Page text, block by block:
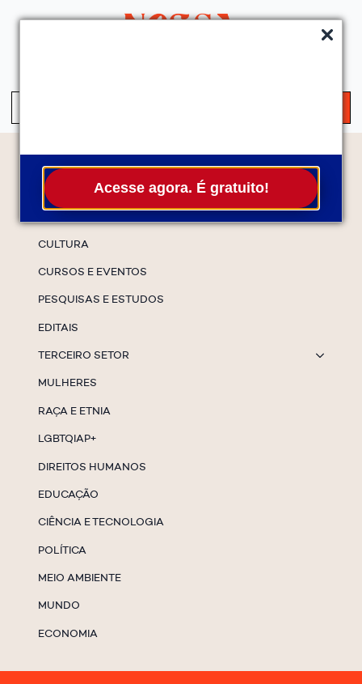
Acesse agora. É gratuito!
Temas
CULTURA
CURSOS E EVENTOS
PESQUISAS E ESTUDOS
EDITAIS
TERCEIRO SETOR
MULHERES
RAÇA E ETNIA
LGBTQIAP+
DIREITOS HUMANOS
EDUCAÇÃO
CIÊNCIA E TECNOLOGIA
POLÍTICA
MEIO AMBIENTE
MUNDO
ECONOMIA